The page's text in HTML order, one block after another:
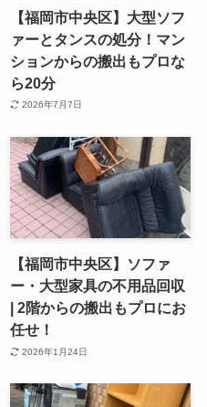
【福岡市中央区】大型ソフ
ァーとタンスの処分！マン
ションからの搬出もプロな
ら20分
2026年7月7日
【福岡市中央区】ソファ
ー・大型家具の不用品回収
| 2階からの搬出もプロにお
任せ！
2026年1月24日